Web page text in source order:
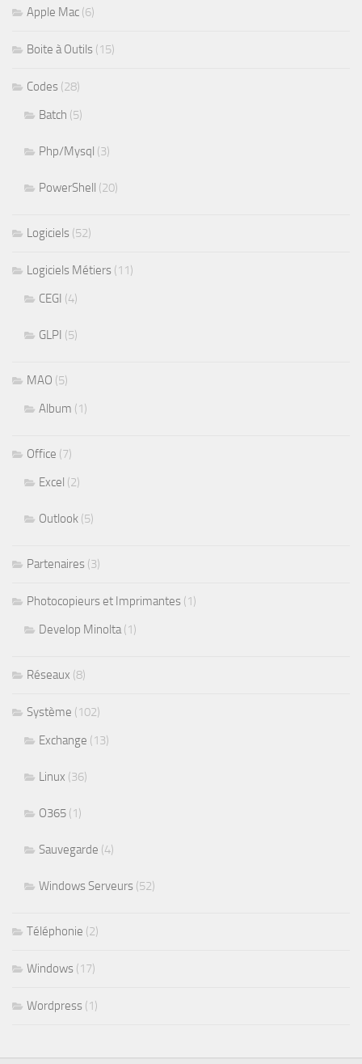
Apple Mac (6)
Boite à Outils (15)
Codes (28)
Batch (5)
Php/Mysql (3)
PowerShell (20)
Logiciels (52)
Logiciels Métiers (11)
CEGI (4)
GLPI (5)
MAO (5)
Album (1)
Office (7)
Excel (2)
Outlook (5)
Partenaires (3)
Photocopieurs et Imprimantes (1)
Develop Minolta (1)
Réseaux (8)
Système (102)
Exchange (13)
Linux (36)
O365 (1)
Sauvegarde (4)
Windows Serveurs (52)
Téléphonie (2)
Windows (17)
Wordpress (1)